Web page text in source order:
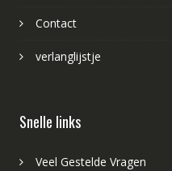
Contact
verlanglijstje
Snelle links
Veel Gestelde Vragen